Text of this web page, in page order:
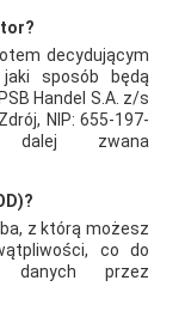
2026-01-12
decydującym
sposób będą
Handel S.A. z/s
NIP: 655-197-
dalej zwana
z którą możesz
co do
danych przez